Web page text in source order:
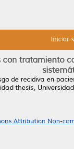
Iniciar
con tratamiento
de recidiva en
thesis,
Attribution Non-